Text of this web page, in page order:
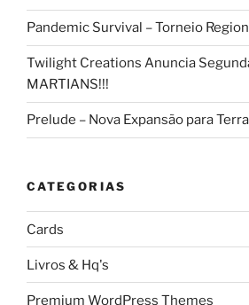
Pandemic Survival – Torneio
Twilight Creations Anuncia
MARTIANS!!!
Prelude – Nova Expansão para
CATEGORIAS
Cards
Livros & Hq's
Premium WordPress Themes